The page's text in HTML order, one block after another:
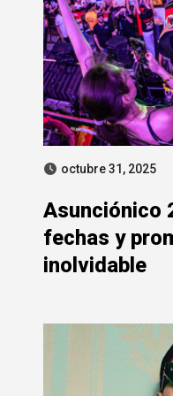
octubre 31, 2025
Asunciónico
fechas y
inolvidable